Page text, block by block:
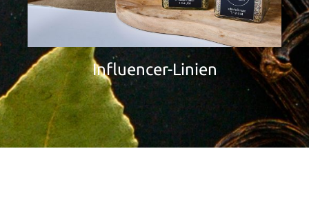
Influencer-Linien